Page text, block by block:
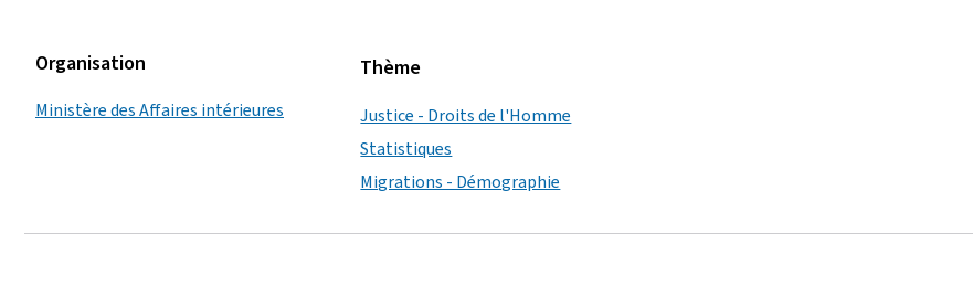
Organisation
Ministère des Affaires intérieures
Thème
Justice - Droits de l'Homme
Statistiques
Migrations - Démographie